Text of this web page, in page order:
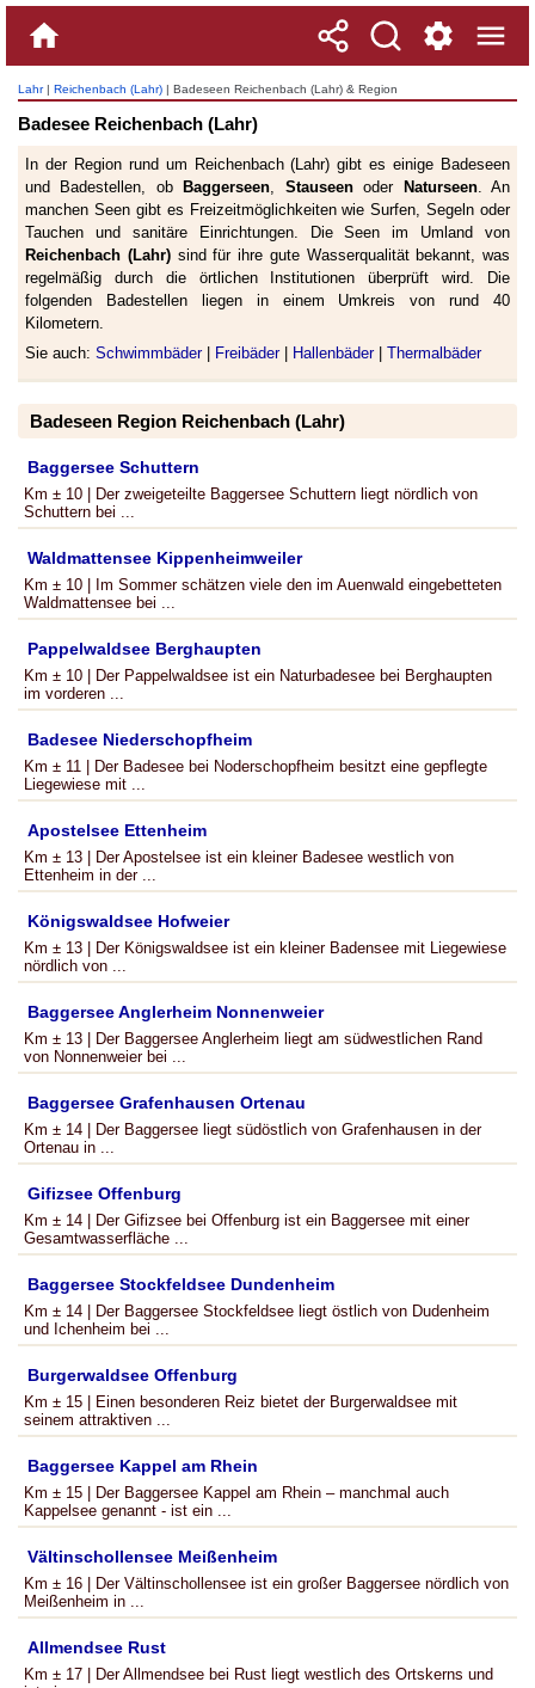
Lahr| Reichenbach (Lahr) | Badeseen Reichenbach (Lahr) & Region
Badesee Reichenbach (Lahr)
In der Region rund um Reichenbach (Lahr) gibt es einige Badeseen
und Badestellen, ob
Baggerseen, Stauseenoder Naturseen. An
manchen Seen gibt es Freizeitmöglichkeiten wie Surfen, Segeln oder
Tauchen und sanitäre Einrichtungen. Die Seen im Umland von
Reichenbach (Lahr)sind für ihre gute Wasserqualität bekannt, was
regelmäßig durch die örtlichen Institutionen überprüft wird. Die
folgenden Badestellen liegen in einem Umkreis von rund 40
Kilometern.
Sie auch: Schwimmbäder| Freibäder| Hallenbäder| Thermalbäder
Badeseen Region Reichenbach (Lahr)
Baggersee Schuttern
Km ± 10 | Der zweigeteilte Baggersee Schuttern liegt nördlich von
Schuttern bei ...
Waldmattensee Kippenheimweiler
Km ± 10 | Im Sommer schätzen viele den im Auenwald eingebetteten
Waldmattensee bei ...
Pappelwaldsee Berghaupten
Km ± 10 | Der Pappelwaldsee ist ein Naturbadesee bei Berghaupten
im vorderen ...
Badesee Niederschopfheim
Km ± 11 | Der Badesee bei Noderschopfheim besitzt eine gepflegte
Liegewiese mit ...
Apostelsee Ettenheim
Km ± 13 | Der Apostelsee ist ein kleiner Badesee westlich von
Ettenheim in der ...
Königswaldsee Hofweier
Km ± 13 | Der Königswaldsee ist ein kleiner Badensee mit Liegewiese
nördlich von ...
Baggersee Anglerheim Nonnenweier
Km ± 13 | Der Baggersee Anglerheim liegt am südwestlichen Rand
von Nonnenweier bei ...
Baggersee Grafenhausen Ortenau
Km ± 14 | Der Baggersee liegt südöstlich von Grafenhausen in der
Ortenau in ...
Gifizsee Offenburg
Km ± 14 | Der Gifizsee bei Offenburg ist ein Baggersee mit einer
Gesamtwasserfläche ...
Baggersee Stockfeldsee Dundenheim
Km ± 14 | Der Baggersee Stockfeldsee liegt östlich von Dudenheim
und Ichenheim bei ...
Burgerwaldsee Offenburg
Km ± 15 | Einen besonderen Reiz bietet der Burgerwaldsee mit
seinem attraktiven ...
Baggersee Kappel am Rhein
Km ± 15 | Der Baggersee Kappel am Rhein – manchmal auch
Kappelsee genannt - ist ein ...
Vältinschollensee Meißenheim
Km ± 16 | Der Vältinschollensee ist ein großer Baggersee nördlich von
Meißenheim in ...
Allmendsee Rust
Km ± 17 | Der Allmendsee bei Rust liegt westlich des Ortskerns und